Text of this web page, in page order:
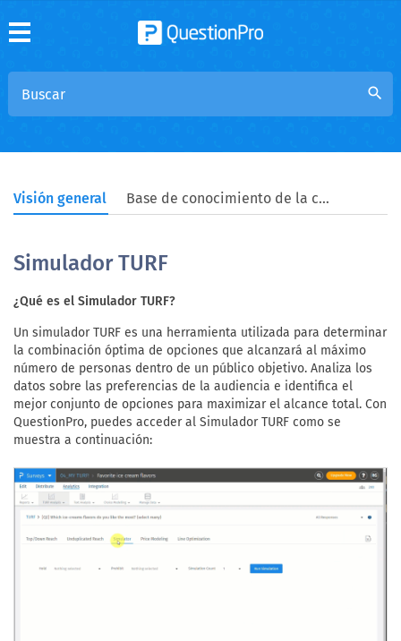
search
Visión general Base de conocimiento de la comunidad
Simulador TURF
¿Qué es el Simulador TURF?
Un simulador TURF es una herramienta utilizada para determinar
la combinación óptima de opciones que alcanzará al máximo
número de personas dentro de un público objetivo. Analiza los
datos sobre las preferencias de la audiencia e identifica el
mejor conjunto de opciones para maximizar el alcance total. Con
QuestionPro, puedes acceder al Simulador TURF como se
muestra a continuación: